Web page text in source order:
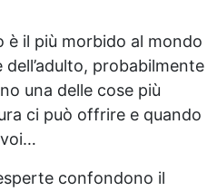
è il più morbido al mondo
probabilmente
una delle cose più
ci può offrire e quando
confondono il